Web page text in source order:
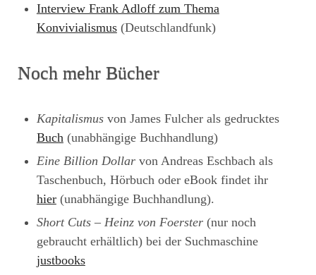
Interview Frank Adloff zum Thema
Konvivialismus(Deutschlandfunk)
Noch mehr Bücher
Kapitalismusvon James Fulcher als gedrucktes
Buch (unabhängige Buchhandlung)
Eine Billion Dollarvon Andreas Eschbach als
Taschenbuch, Hörbuch oder eBook findet ihr
hier(unabhängige Buchhandlung).
Short Cuts – Heinz von Foerster (nur noch
gebraucht erhältlich) bei der Suchmaschine
justbooks